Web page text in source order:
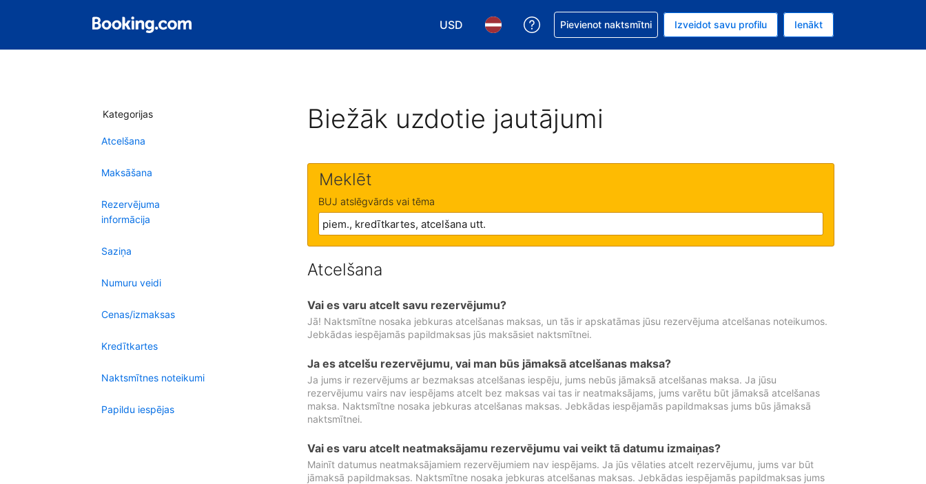
USD
Izvēlēties valūtu. Jūsu pašreizējā valūta ir ASV dolārs.
Izvēlēties valodu. Jūsu pašreizējā valoda ir Latviski.
Saņemiet palīdzību saistībā ar savu rezervējumu.
Pievienot naktsmītni Izveidot savu profilu Ienākt
Kategorijas
Atcelšana
Maksāšana
Rezervējuma
informācija
Saziņa
Numuru veidi
Cenas/izmaksas
Kredītkartes
Naktsmītnes noteikumi
Papildu iespējas
Biežāk uzdotie jautājumi
Meklēt
BUJ atslēgvārds vai tēma
Atcelšana
Vai es varu atcelt savu rezervējumu?
Jā! Naktsmītne nosaka jebkuras atcelšanas maksas, un tās ir apskatāmas jūsu rezervējuma atcelšanas noteikumos.
Jebkādas iespējamās papildmaksas jūs maksāsiet naktsmītnei.
Ja es atcelšu rezervējumu, vai man būs jāmaksā atcelšanas maksa?
Ja jums ir rezervējums ar bezmaksas atcelšanas iespēju, jums nebūs jāmaksā atcelšanas maksa. Ja jūsu
rezervējumu vairs nav iespējams atcelt bez maksas vai tas ir neatmaksājams, jums varētu būt jāmaksā atcelšanas
maksa. Naktsmītne nosaka jebkuras atcelšanas maksas. Jebkādas iespējamās papildmaksas jums būs jāmaksā
naktsmītnei.
Vai es varu atcelt neatmaksājamu rezervējumu vai veikt tā datumu izmaiņas?
Mainīt datumus neatmaksājamiem rezervējumiem nav iespējams. Ja jūs vēlaties atcelt rezervējumu, jums var būt
jāmaksā papildmaksas. Naktsmītne nosaka jebkuras atcelšanas maksas. Jebkādas iespējamās papildmaksas jums